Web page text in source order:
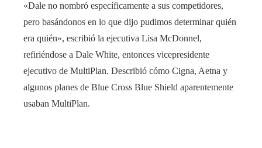
«Dale no nombró específicamente a sus competidores,
pero basándonos en lo que dijo pudimos determinar quién
era quién», escribió la ejecutiva Lisa McDonnel,
refiriéndose a Dale White, entonces vicepresidente
ejecutivo de MultiPlan. Describió cómo Cigna, Aetna y
algunos planes de Blue Cross Blue Shield aparentemente
usaban MultiPlan.